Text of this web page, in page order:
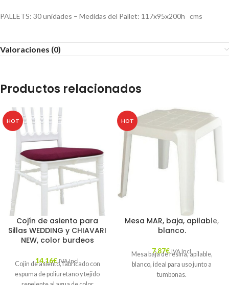
PALLETS: 30 unidades – Medidas del Pallet: 117x95x200h cms
Valoraciones (0)
Productos relacionados
HOT
Cojín de asiento para
Sillas WEDDING y CHIAVARI
NEW, color burdeos
14,16€ IVA Incl.
Cojín de asiento, fabricado con
espuma de poliuretano y tejido
HOT
Mesa MAR, baja, apilable,
blanco.
7,87€ IVA Incl.
Mesa baja de resina, apilable,
blanco, ideal para uso junto a
tumbonas.